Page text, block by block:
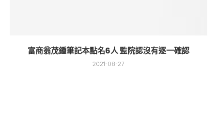
富商翁茂鍾筆記本點名6人 監院認沒有逐一確認
2021-08-27